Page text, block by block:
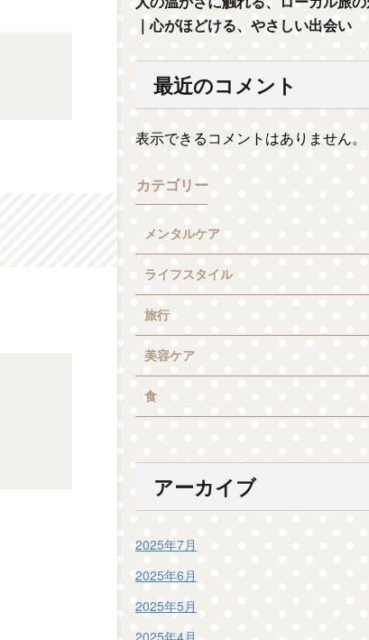
｜心がほどける、やさしい出会い
最近のコメント
表示できるコメントはありません。
カテゴリー
メンタルケア
ライフスタイル
旅行
美容ケア
食
アーカイブ
2025年7月
2025年6月
2025年5月
2025年4月